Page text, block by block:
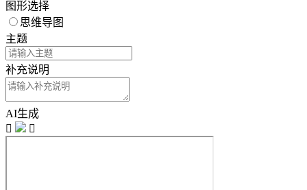
图形选择
思维导图
主题
补充说明
AI生成

